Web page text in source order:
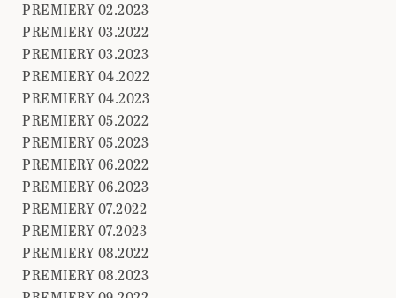
PREMIERY 02.2023
PREMIERY 03.2022
PREMIERY 03.2023
PREMIERY 04.2022
PREMIERY 04.2023
PREMIERY 05.2022
PREMIERY 05.2023
PREMIERY 06.2022
PREMIERY 06.2023
PREMIERY 07.2022
PREMIERY 07.2023
PREMIERY 08.2022
PREMIERY 08.2023